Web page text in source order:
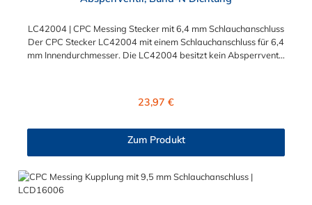
LC42004 | CPC Messing Stecker mit 6,4 mm Schlauchanschluss
Der CPC Stecker LC42004 mit einem Schlauchanschluss für 6,4
mm Innendurchmesser. Die LC42004 besitzt kein Absperrventil,
11,1 mm. Sie können diesen CPC Stecker mit den Serien der
bietet eine große Auswahl an Konfigurationen, um die
erfüllen. Die Colder Products Company Serie ist ein
leistungsstarkes, hochzuverlässiges Steckverbindersystem, das
Regulärer Preis:
23,97 €
Zum Produkt